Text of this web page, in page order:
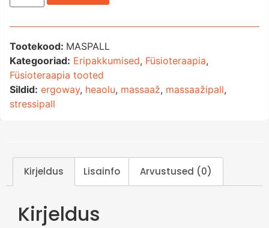
Tootekood: MASPALL
Kategooriad: Eripakkumised, Füsioteraapia,
Füsioteraapia tooted
Sildid: ergoway, heaolu, massaaž, massaažipall,
stressipall
Kirjeldus Lisainfo Arvustused (0)
Kirjeldus